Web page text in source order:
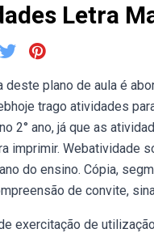
Letra
deste plano de aula é
trago atividades
2° ano, já que as
imprimir. Webatividade
do ensino. Cópia,
de convite,
exercitação de